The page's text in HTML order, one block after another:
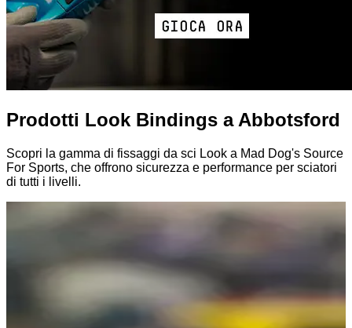
Prodotti Look Bindings a Abbotsford
Scopri la gamma di fissaggi da sci Look a Mad Dog's Source
For Sports, che offrono sicurezza e performance per sciatori
di tutti i livelli.